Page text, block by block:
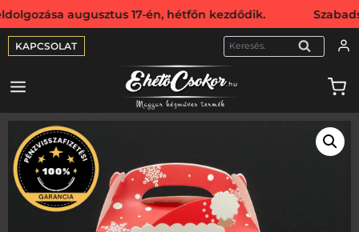
17-én, hétfőn kezdődik. Szabadság
KAPCSOLAT KERESÉS